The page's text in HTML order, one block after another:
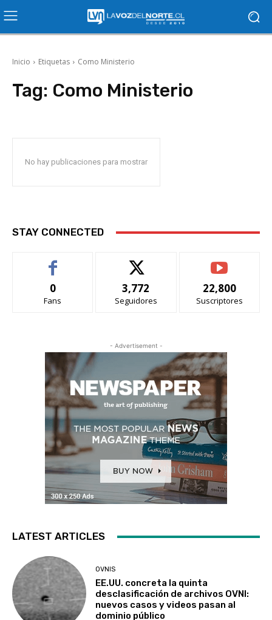
Inicio Etiquetas Como Ministerio
Tag: Como Ministerio
No hay publicaciones para mostrar
STAY CONNECTED
0
Fans
3,772
Seguidores
22,800
Suscriptores
- Advertisement -
LATEST ARTICLES
OVNIS
EE.UU. concreta la quinta
desclasificación de archivos OVNI:
nuevos casos y videos pasan al
dominio público